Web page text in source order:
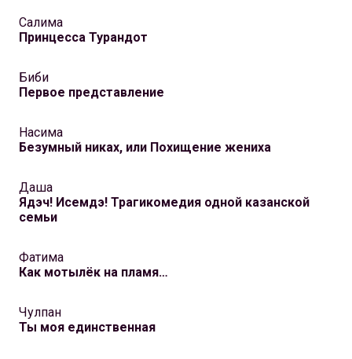
Салима
Принцесса Турандот
Биби
Первое представление
Насима
Безумный никах, или Похищение жениха
Даша
Ядэч! Исемдэ! Трагикомедия одной казанской
семьи
Фатима
Как мотылёк на пламя…
Чулпан
Ты моя единственная